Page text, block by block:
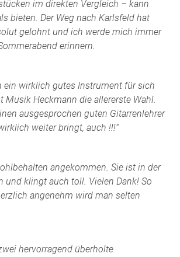
im direkten Vergleich – kann
bieten. Der Weg nach Karlsfeld hat
gelohnt und ich werde mich immer
erinnern.
ein wirklich gutes Instrument für sich
Musik Heckmann die allererste Wahl.
ausgesprochen guten Gitarrenlehrer
weiter bringt, auch !!!“
angekommen. Sie ist in der
und klingt auch toll. Vielen Dank! So
angenehm wird man selten
hervorragend überholte